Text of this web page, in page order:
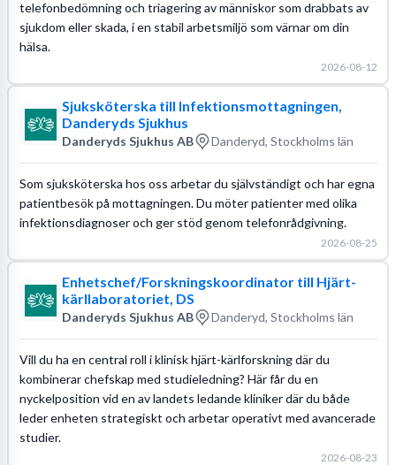
telefonbedömning och triagering av människor som drabbats av
sjukdom eller skada, i en stabil arbetsmiljö som värnar om din
hälsa.
2026-08-12
Sjuksköterska till Infektionsmottagningen,
Danderyds Sjukhus
Danderyds Sjukhus AB Danderyd, Stockholms län
Som sjuksköterska hos oss arbetar du självständigt och har egna
patientbesök på mottagningen. Du möter patienter med olika
infektionsdiagnoser och ger stöd genom telefonrådgivning.
2026-08-25
Enhetschef/Forskningskoordinator till Hjärt-
kärllaboratoriet, DS
Danderyds Sjukhus AB Danderyd, Stockholms län
Vill du ha en central roll i klinisk hjärt-kärlforskning där du
kombinerar chefskap med studieledning? Här får du en
nyckelposition vid en av landets ledande kliniker där du både
leder enheten strategiskt och arbetar operativt med avancerade
studier.
2026-08-23